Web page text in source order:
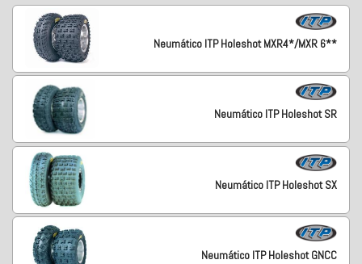
Neumático ITP Holeshot MXR4*/MXR 6**
Neumático ITP Holeshot SR
Neumático ITP Holeshot SX
Neumático ITP Holeshot GNCC